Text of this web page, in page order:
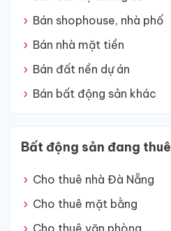
Bán shophouse, nhà phố
Bán nhà mặt tiền
Bán đất nền dự án
Bán bất động sản khác
Bất động sản đang thuê
Cho thuê nhà Đà Nẵng
Cho thuê mặt bằng
Cho thuê văn phòng